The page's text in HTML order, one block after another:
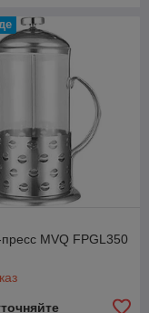
MVQ FPGL350